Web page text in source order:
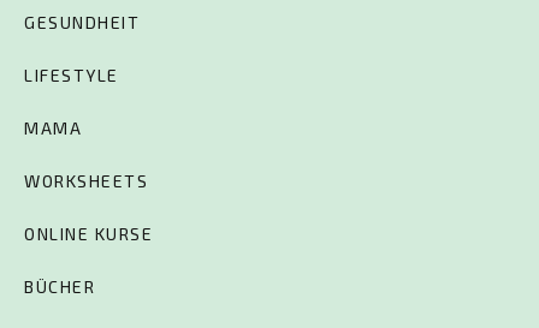
GESUNDHEIT
LIFESTYLE
MAMA
WORKSHEETS
ONLINE KURSE
BÜCHER